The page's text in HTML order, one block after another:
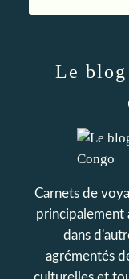
Le blog
Carnets de
principalement
dans
agrémentés